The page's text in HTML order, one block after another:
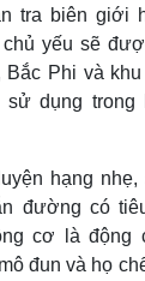
tra biên giới
yếu sẽ
Phi và
dụng trong
hạng
đường có
cơ là động
đun và họ